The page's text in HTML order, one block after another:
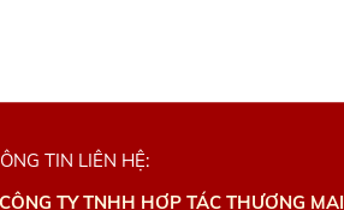
TIN LIÊN HỆ:
TY TNHH HỢP TÁC THƯƠNG MAI